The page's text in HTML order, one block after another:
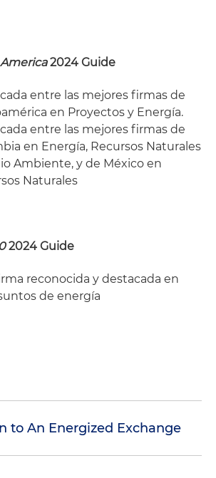
2024 Guide
entre las mejores firmas de
en Proyectos y Energía.
entre las mejores firmas de
en Energía, Recursos Naturales
Ambiente, y de México en
Naturales
2024 Guide
reconocida y destacada en
de energía
to An Energized Exchange